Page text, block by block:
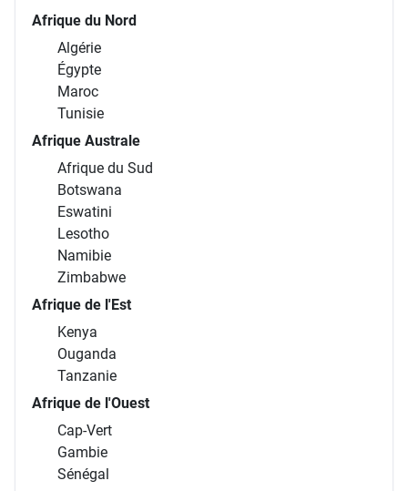
Afrique du Nord
Algérie
Égypte
Maroc
Tunisie
Afrique Australe
Afrique du Sud
Botswana
Eswatini
Lesotho
Namibie
Zimbabwe
Afrique de l'Est
Kenya
Ouganda
Tanzanie
Afrique de l'Ouest
Cap-Vert
Gambie
Sénégal